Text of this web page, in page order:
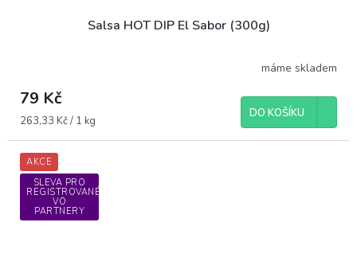
Salsa HOT DIP El Sabor (300g)
máme skladem
79 Kč
Měrná
263,33 Kč / 1 kg
DO KOŠÍKU
AKCE
SLEVA PRO
REGISTROVANÉ
VO
PARTNERY